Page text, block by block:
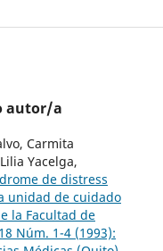
autor/a
Carmita
Yacelga,
de distress
unidad de cuidado
la Facultad de
Núm. 1-4 (1993):